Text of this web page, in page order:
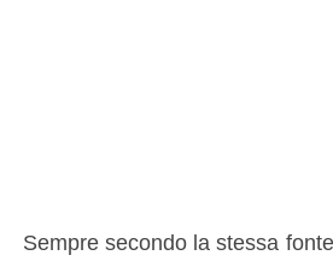
Sempre secondo la stessa